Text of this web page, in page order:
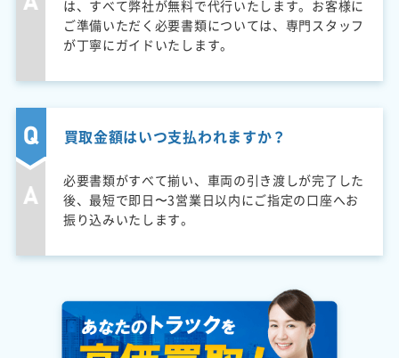
は、すべて弊社が無料で代行いたします。お客様に
ご準備いただく必要書類については、専門スタッフ
が丁寧にガイドいたします。
買取金額はいつ支払われますか？
必要書類がすべて揃い、車両の引き渡しが完了した
後、最短で即日〜3営業日以内にご指定の口座へお
振り込みいたします。